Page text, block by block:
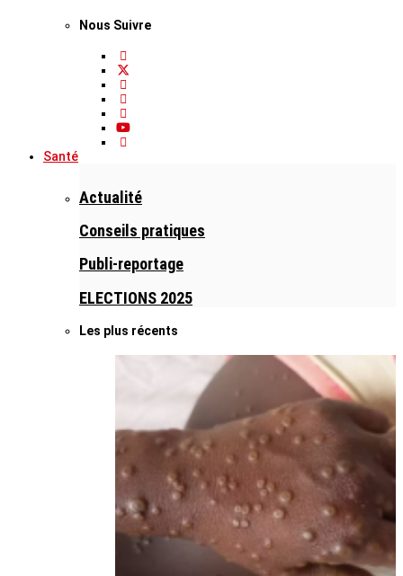
Nous Suivre
Santé
Actualité
Conseils pratiques
Publi-reportage
ELECTIONS 2025
Les plus récents